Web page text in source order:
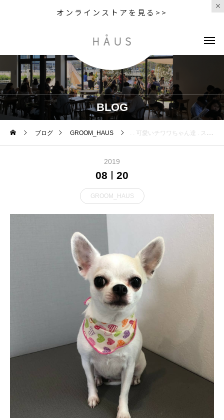
オンラインストアを見る>>
BLOG
ブログ GROOM_HAUS . . 可愛いチワワちゃん達 . スパシャンプー頑張ってくれました◎ . . GROOM HAUS 松江市乃白町2027 0852-61-2885 open 9:00
2019
08 20
GROOM_HAUS